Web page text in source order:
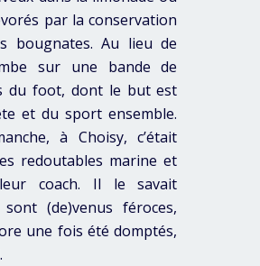
par la conservation
bougnates. Au lieu de
sur une bande de
du foot, dont le but est
et du sport ensemble.
à Choisy, c’était
redoutables marine et
coach. Il le savait
sont (de)venus féroces,
une fois été domptés,